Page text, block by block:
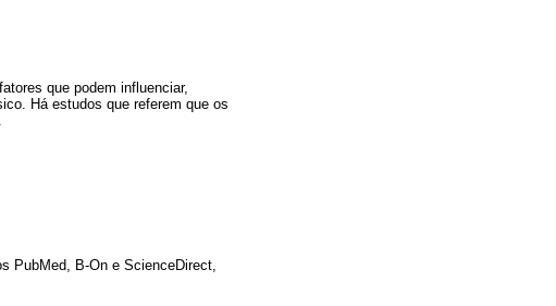
que podem influenciar,
Há estudos que referem que os
PubMed, B-On e ScienceDirect,